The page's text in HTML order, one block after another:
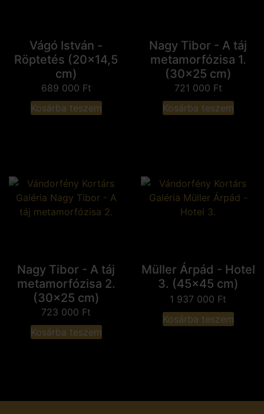
Vágó István -
Röptetés (20x14,5
cm)
689 000 Ft
Kosárba teszem
Nagy Tibor - A táj
metamorfózisa 1.
(30x25 cm)
721 000 Ft
Kosárba teszem
Nagy Tibor - A táj
metamorfózisa 2.
(30x25 cm)
723 000 Ft
Kosárba teszem
Müller Árpád - Hotel
3. (45x45 cm)
1 937 000 Ft
Kosárba teszem